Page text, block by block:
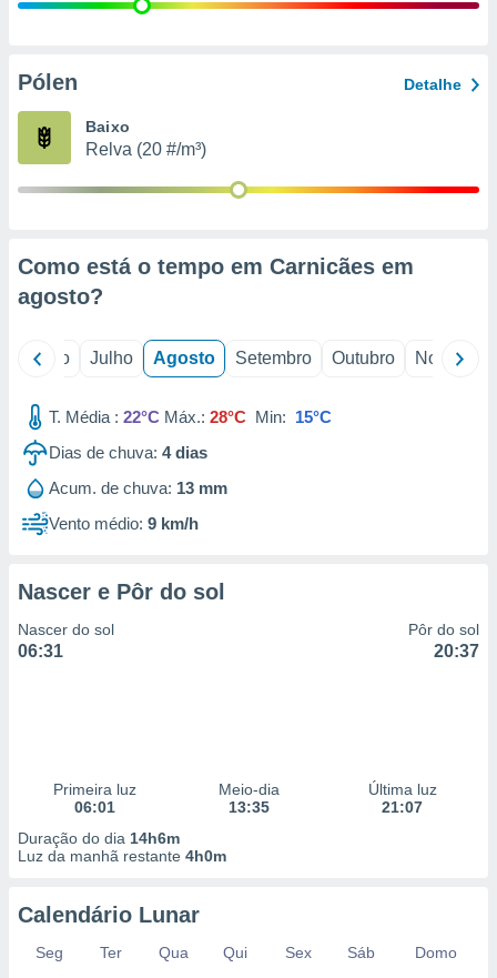
e
de
Pólen Detalhe
Baixo
Relva (20 #/m³)
Como está o tempo em Carnicães em
agosto?
Junho Julho Agosto Setembro Outubro Novembro
T. Média : 22°C Máx.: 28°C Min: 15°C
Dias de chuva: 4dias
Acum. de chuva: 13 mm
Vento médio: 9 km/h
Nascer e Pôr do sol
Nascer do sol
06:31
Pôr do sol
20:37
Primeira luz
06:01
Meio-dia
13:35
Última luz
21:07
Duração do dia 14h6m
Luz da manhã restante 4h0m
Calendário Lunar
Seg Ter Qua Qui Sex Sáb
Domo